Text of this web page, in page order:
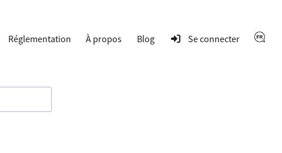
Réglementation À propos Blog Se connecter